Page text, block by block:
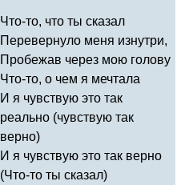
Что-то, что ты сказал
Перевернуло меня изнутри,
Пробежав через мою голову
Что-то, о чем я мечтала
И я чувствую это так
реально (чувствую так
верно)
И я чувствую это так верно
(Что-то ты сказал)